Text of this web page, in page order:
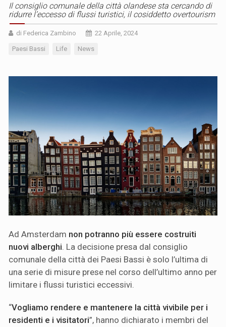
Il consiglio comunale della città olandese sta cercando di
ridurre l’eccesso di flussi turistici, il cosiddetto overtourism
di Federica Zambino 22 Aprile, 2024
Paesi Bassi Life News
Ad Amsterdam non potranno più essere costruiti
nuovi alberghi. La decisione presa dal consiglio
comunale della città dei Paesi Bassi è solo l’ultima di
una serie di misure prese nel corso dell’ultimo anno per
limitare i flussi turistici eccessivi.
“Vogliamo rendere e mantenere la città vivibile per i
residenti e i visitatori”, hanno dichiarato i membri del